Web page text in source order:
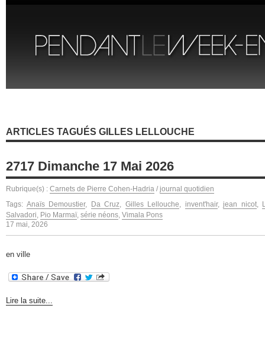
ARTICLES TAGUÉS GILLES LELLOUCHE
2717 Dimanche 17 Mai 2026
Rubrique(s) : Carnets de Pierre Cohen-Hadria / journal quotidien
Tags: Anaïs Demoustier, Da Cruz, Gilles Lellouche, invent'hair, jean nicot,
Salvadori, Pio Marmaï, série néons, Vimala Pons
17 mai, 2026
en ville
Lire la suite...